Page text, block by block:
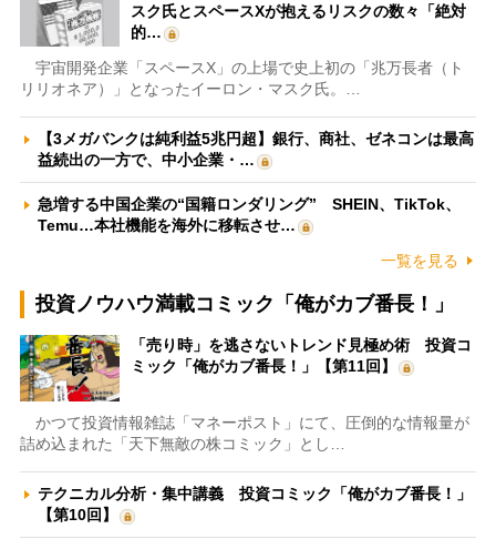
スク氏とスペースXが抱えるリスクの数々「絶対
的…
宇宙開発企業「スペースX」の上場で史上初の「兆万長者（ト
リリオネア）」となったイーロン・マスク氏。…
【3メガバンクは純利益5兆円超】銀行、商社、ゼネコンは最高
益続出の一方で、中小企業・…
急増する中国企業の“国籍ロンダリング” SHEIN、TikTok、
Temu…本社機能を海外に移転させ…
一覧を見る
投資ノウハウ満載コミック「俺がカブ番長！」
「売り時」を逃さないトレンド見極め術 投資コ
ミック「俺がカブ番長！」【第11回】
かつて投資情報雑誌「マネーポスト」にて、圧倒的な情報量が
詰め込まれた「天下無敵の株コミック」とし…
テクニカル分析・集中講義 投資コミック「俺がカブ番長！」
【第10回】